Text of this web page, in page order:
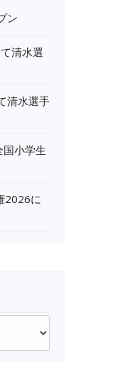
ン
清水選
清水選手
小学生
2026に